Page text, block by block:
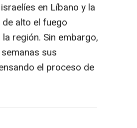
en Líbano y la
alto el fuego
región. Sin embargo,
sus
el proceso de